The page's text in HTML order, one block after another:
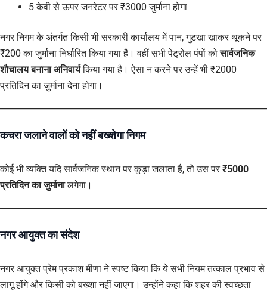
5 केवी से ऊपर जनरेटर पर ₹3000 जुर्माना होगा
नगर निगम के अंतर्गत किसी भी सरकारी कार्यालय में पान, गुटखा खाकर थूकने पर
₹200 का जुर्माना निर्धारित किया गया है। वहीं सभी पेट्रोल पंपों कोसार्वजनिक
शौचालय बनाना अनिवार्यकिया गया है। ऐसा न करने पर उन्हें भी ₹2000
प्रतिदिन का जुर्माना देना होगा।
कचरा जलाने वालों को नहीं बख्शेगा निगम
कोई भी व्यक्ति यदि सार्वजनिक स्थान पर कूड़ा जलाता है, तो उस पर ₹5000
प्रतिदिन का जुर्मानालगेगा।
नगर आयुक्त का संदेश
नगर आयुक्त प्रेम प्रकाश मीणा ने स्पष्ट किया कि ये सभी नियम तत्काल प्रभाव से
लागू होंगे और किसी को बख्शा नहीं जाएगा। उन्होंने कहा कि शहर की स्वच्छता